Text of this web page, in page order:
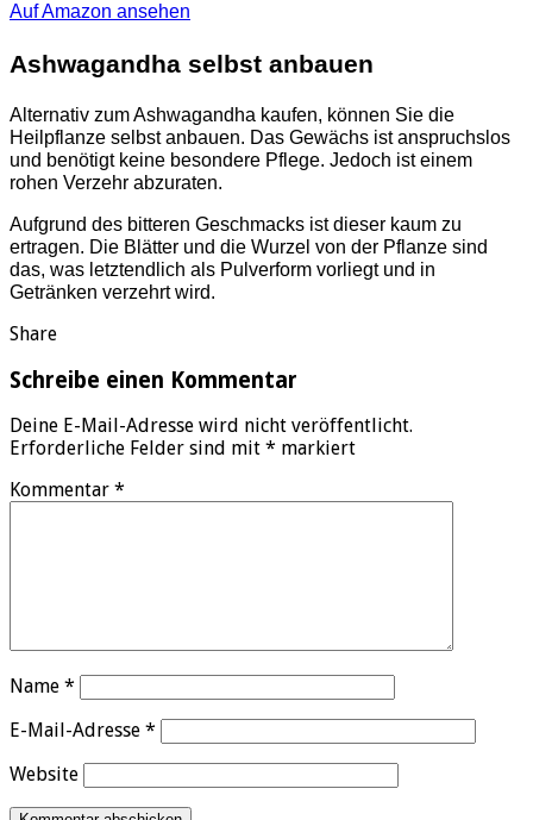
Auf Amazon ansehen
Ashwagandha selbst anbauen
Alternativ zum Ashwagandha kaufen, können Sie die
Heilpflanze selbst anbauen. Das Gewächs ist anspruchslos
und benötigt keine besondere Pflege. Jedoch ist einem
rohen Verzehr abzuraten.
Aufgrund des bitteren Geschmacks ist dieser kaum zu
ertragen. Die Blätter und die Wurzel von der Pflanze sind
das, was letztendlich als Pulverform vorliegt und in
Getränken verzehrt wird.
Share
Schreibe einen Kommentar
Deine E-Mail-Adresse wird nicht veröffentlicht.
Erforderliche Felder sind mit * markiert
Kommentar *
Name *
E-Mail-Adresse *
Website